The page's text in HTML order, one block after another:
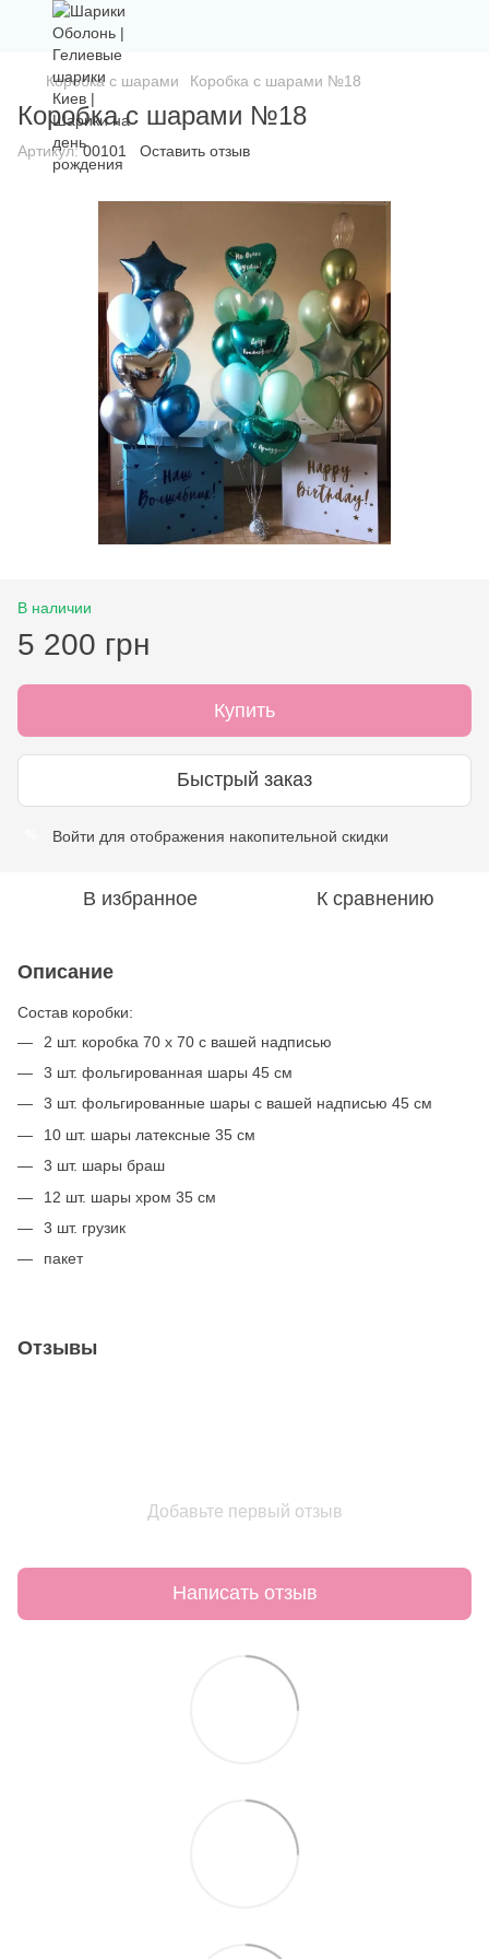
Коробка с шарами Коробка с шарами №18
Коробка с шарами №18
Артикул:00101 Оставить отзыв
В наличии
5 200 грн
Купить
Быстрый заказ
Войти для отображения накопительной скидки
В избранное К сравнению
Описание
Состав коробки:
2 шт. коробка 70 х 70 с вашей надписью
3 шт. фольгированная шары 45 см
3 шт. фольгированные шары с вашей надписью 45 см
10 шт. шары латексные 35 см
3 шт. шары браш
12 шт. шары хром 35 см
3 шт. грузик
пакет
Отзывы
Добавьте первый отзыв
Написать отзыв